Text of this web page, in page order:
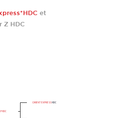
et
Z HDC
ORIENT EXPRESSHDC